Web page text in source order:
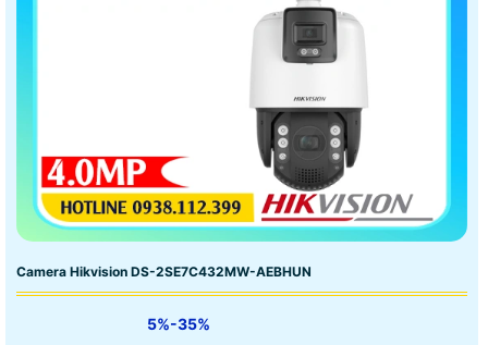
Camera Hikvision DS-2SE7C432MW-AEBHUN
5%-35%